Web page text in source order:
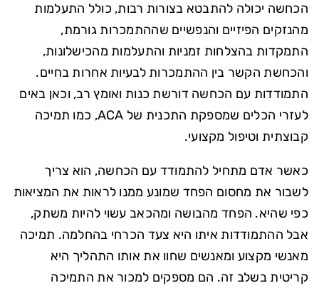
הכחשה יכולה להתבטא בצורות רבות, כולל התעלמות
מהנזקים הפיזיים והנפשיים שההתמכרות גורמת,
התמקדות בהצלחות זמניות והתעלמות מהכישלונות,
והכחשת הקשר בין ההתמכרות לבעיות אחרות בחיים.
התמודדות עם הכחשה דורשת כנות ואומץ רב, וכאן באים
לעזרי הכלים שמספקת התכנית של ACA, כמו תמיכה
קבוצתית וטיפול מקצועי.
כאשר אדם מתחיל להתמודד עם הכחשה, הוא צריך
לשבור את מחסום הפחד שמונע ממנו לראות את המציאות
כפי שהיא. הפחד מהבושה ומהכאב עשוי להיות משתק,
אבל ההתמודדות איתו היא צעד הכרחי בהחלמה. תמיכה
מאנשי מקצוע ומאנשים שחוו את אותו התהליך היא
קריטית בשלב זה. הם מספקים למכור את התמיכה